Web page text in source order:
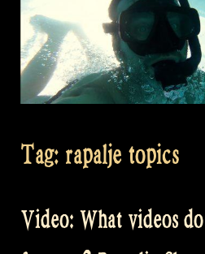
Tag: rapalje topics
Video: What videos